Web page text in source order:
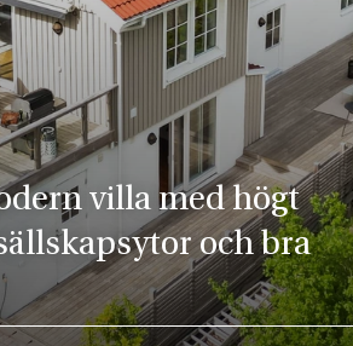
villa med högt
och bra